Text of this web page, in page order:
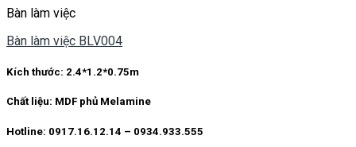
Bàn làm việc
Bàn làm việc BLV004
Kích thước: 2.4*1.2*0.75m
Chất liệu: MDF phủ Melamine
Hotline: 0917.16.12.14 – 0934.933.555